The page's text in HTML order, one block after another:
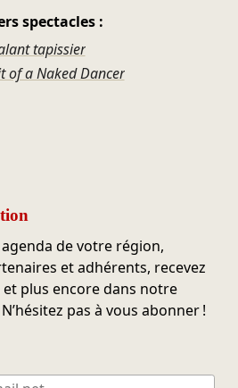
spectacles :
tapissier
of a Naked Dancer
de votre région,
et adhérents, recevez
plus encore dans notre
pas à vous abonner !